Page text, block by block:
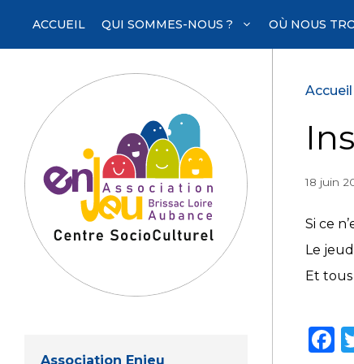
contenu
ACCUEIL QUI SOMMES-NOUS ? OÙ NOUS
Accueil
18 juin
Si ce
Le
Et
F
Association Enjeu